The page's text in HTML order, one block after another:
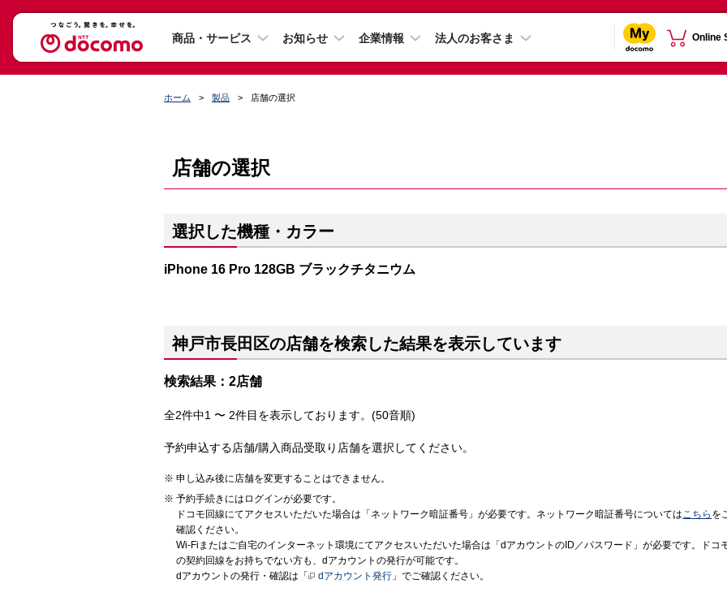
商品・サービス お知らせ 企業情報 法人のお客さま Online
ホーム 製品 店舗の選択
店舗の選択
選択した機種・カラー
iPhone 16 Pro 128GB ブラックチタニウム
神戸市長田区の店舗を検索した結果を表示しています
検索結果：2店舗
全2件中1 〜 2件目を表示しております。(50音順)
予約申込する店舗/購入商品受取り店舗を選択してください。
申し込み後に店舗を変更することはできません。
予約手続きにはログインが必要です。
ドコモ回線にてアクセスいただいた場合は「ネットワーク暗証番号」が必要です。ネットワーク暗証番号についてはこちら を
確認ください。
Wi-Fiまたはご自宅のインターネット環境にてアクセスいただいた場合は「dアカウントのID／パスワード」が必要です。ドコ
の契約回線をお持ちでない方も、dアカウントの発行が可能です。
dアカウントの発行・確認は「
dアカウント発行 」でご確認ください。